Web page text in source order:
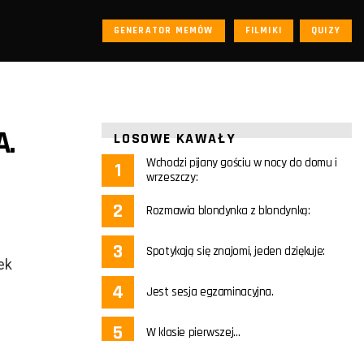
GENERATOR MEMÓW FILMIKI QUIZY
LOSOWE KAWAŁY
Wchodzi pijany gościu w nocy do domu i
wrzeszczy:
Rozmawia blondynka z blondynką:
Spotykają się znajomi, jeden dziękuje:
Jest sesja egzaminacyjna.
W klasie pierwszej…